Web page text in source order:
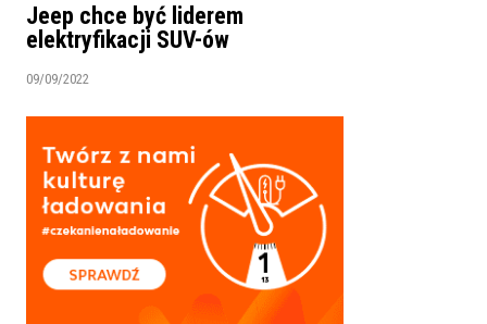
Jeep chce być liderem
elektryfikacji SUV-ów
09/09/2022